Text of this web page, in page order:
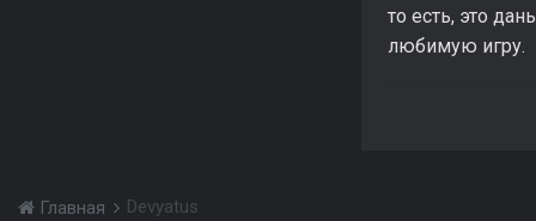
то есть, это
любимую игру.
Главная Devyatus